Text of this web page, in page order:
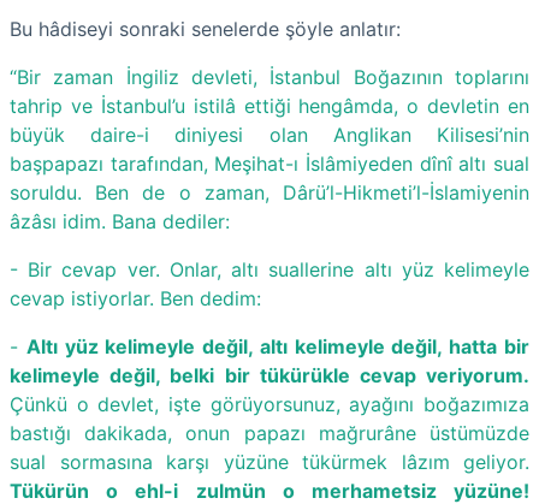
Bu hâdiseyi sonraki senelerde şöyle anlatır:
“Bir zaman İngiliz devleti, İstanbul Boğazının toplarını
tahrip ve İstanbul’u istilâ ettiği hengâmda, o devletin en
büyük daire-i diniyesi olan Anglikan Kilisesi’nin
başpapazı tarafından, Meşihat-ı İslâmiyeden dînî altı sual
soruldu. Ben de o zaman, Dârü’l-Hikmeti’l-İslamiyenin
âzâsı idim. Bana dediler:
- Bir cevap ver. Onlar, altı suallerine altı yüz kelimeyle
cevap istiyorlar. Ben dedim:
- Altı yüz kelimeyle değil, altı kelimeyle değil, hatta bir
kelimeyle değil, belki bir tükürükle cevap veriyorum.
Çünkü o devlet, işte görüyorsunuz, ayağını boğazımıza
bastığı dakikada, onun papazı mağrurâne üstümüzde
sual sormasına karşı yüzüne tükürmek lâzım geliyor.
Tükürün o ehl-i zulmün o merhametsiz yüzüne!